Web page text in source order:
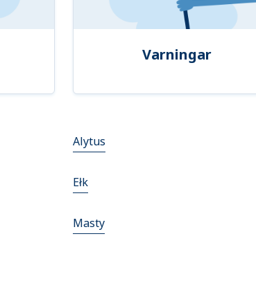
Varningar
Alytus
Ełk
Masty